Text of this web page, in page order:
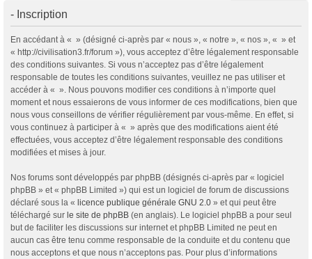
- Inscription
En accédant à « » (désigné ci-après par « nous », « notre », « nos », « » et
« http://civilisation3.fr/forum »), vous acceptez d’être légalement responsable
des conditions suivantes. Si vous n’acceptez pas d’être légalement
responsable de toutes les conditions suivantes, veuillez ne pas utiliser et
accéder à « ». Nous pouvons modifier ces conditions à n’importe quel
moment et nous essaierons de vous informer de ces modifications, bien que
nous vous conseillons de vérifier régulièrement par vous-même. En effet, si
vous continuez à participer à « » après que des modifications aient été
effectuées, vous acceptez d’être légalement responsable des conditions
modifiées et mises à jour.
Nos forums sont développés par phpBB (désignés ci-après par « logiciel
phpBB » et « phpBB Limited ») qui est un logiciel de forum de discussions
déclaré sous la « licence publique générale GNU 2.0 » et qui peut être
téléchargé sur le site de phpBB (en anglais). Le logiciel phpBB a pour seul
but de faciliter les discussions sur internet et phpBB Limited ne peut en
aucun cas être tenu comme responsable de la conduite et du contenu que
nous acceptons et que nous n’acceptons pas. Pour plus d’informations